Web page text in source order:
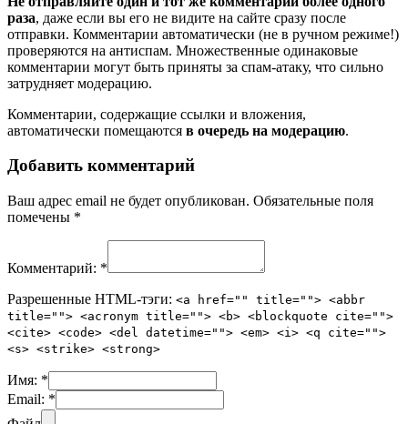
раза, даже если вы его не видите на сайте сразу после
отправки. Комментарии автоматически (не в ручном режиме!)
проверяются на антиспам. Множественные одинаковые
комментарии могут быть приняты за спам-атаку, что сильно
затрудняет модерацию.
Комментарии, содержащие ссылки и вложения,
автоматически помещаются в очередь на модерацию.
Добавить комментарий
Ваш адрес email не будет опубликован. Обязательные поля
помечены *
Комментарий: *
Разрешенные HTML-тэги: <a href="" title=""> <abbr
title=""> <acronym title=""> <b> <blockquote cite="">
<cite> <code> <del datetime=""> <em> <i> <q cite="">
<s> <strike> <strong>
Имя: *
Email: *